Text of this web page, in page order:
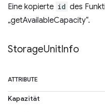
Eine kopierte id des
„getAvailableCapacity“.
StorageUnitInfo
ATTRIBUTE
Kapazität